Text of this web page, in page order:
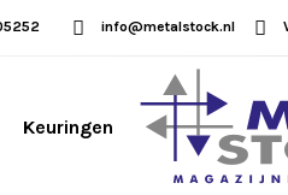
info@metalstock.nl
Keuringen